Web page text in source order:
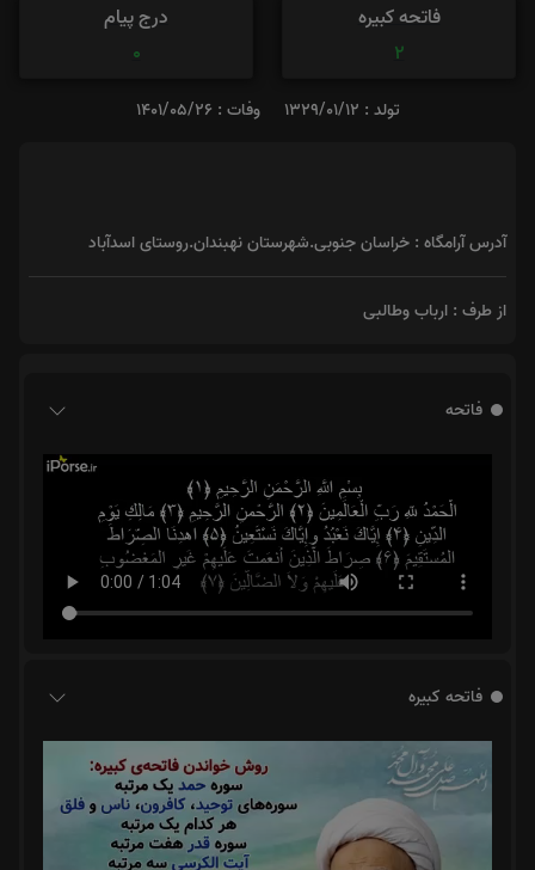
فاتحه کبیره
2
درج پیام
0
تولد : 1329/01/12 وفات : 1401/05/26
آدرس آرامگاه : خراسان جنوبی.شهرستان‌ نهبندان.روستای اسدآباد
از طرف : ارباب وطالبی
فاتحه
فاتحه کبیره